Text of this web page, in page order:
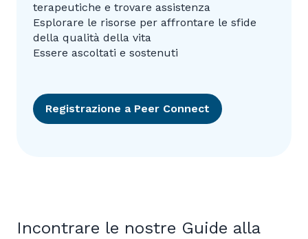
terapeutiche e trovare assistenza
Esplorare le risorse per affrontare le sfide
della qualità della vita
Essere ascoltati e sostenuti
Registrazione a Peer Connect
Incontrare le nostre Guide alla